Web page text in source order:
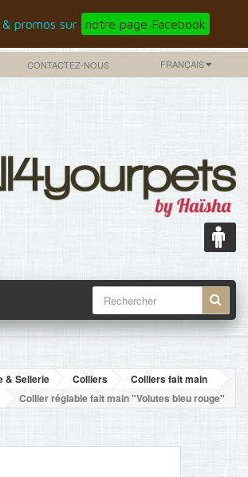
promos sur notre page Facebook
FRANÇAIS
CONTACTEZ-NOUS
+
& Sellerie Colliers
Colliers fait main
Collier réglable fait main "Volutes bleu rouge"